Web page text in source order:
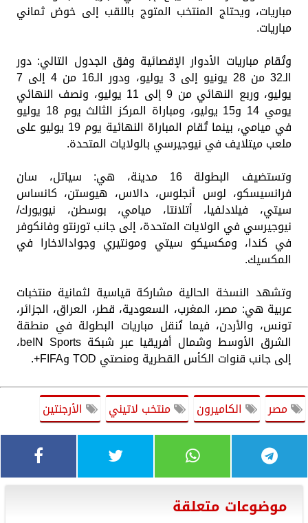
مباريات، ويحتاج المنتخب المتوج باللقب إلى خوض ثماني
مباريات.
وتُقام مباريات الأدوار الإقصائية وفق الجدول التالي: دور
الـ32 من 28 يونيو إلى 3 يوليو، ودور الـ16 من 4 إلى 7
يوليو، وربع النهائي من 9 إلى 11 يوليو، ونصف النهائي
يومي 14 و15 يوليو، ومباراة المركز الثالث يوم 18 يوليو
في ميامي، بينما تُقام المباراة النهائية يوم 19 يوليو على
ملعب ميتلايف في نيوجيرسي بالولايات المتحدة.
وتستضيف البطولة 16 مدينة، هي: سياتل، سان
فرانسيسكو، لوس أنجلوس، دالاس، هيوستن، كانساس
سيتي، فيلادلفيا، أتلانتا، ميامي، بوسطن، نيويورك/
نيوجيرسي في الولايات المتحدة، إلى جانب تورنتو وفانكوفر
في كندا، ومكسيكو سيتي ومونتيري وجوادالاخارا في
المكسيك.
وتشهد النسخة الحالية مشاركة قياسية لثمانية منتخبات
عربية هي: مصر، المغرب، السعودية، قطر، العراق، الجزائر،
تونس، والأردن، فيما تُنقل مباريات البطولة في منطقة
الشرق الأوسط وشمال أفريقيا عبر شبكة beIN Sports،
إلى جانب قنوات الكأس القطرية ومنصتي TOD وFIFA+.
مصر الكاميرون منتخب لاتيني الأرجنتين
موضوعات متعلقة